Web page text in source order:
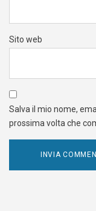
Sito web
Salva il mio nome,
prossima volta che